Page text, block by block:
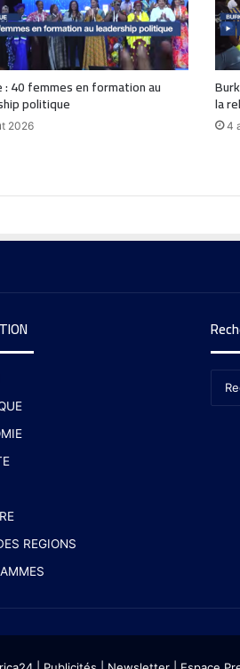
40 femmes en formation au
politique
2026
la
4
REGIONS